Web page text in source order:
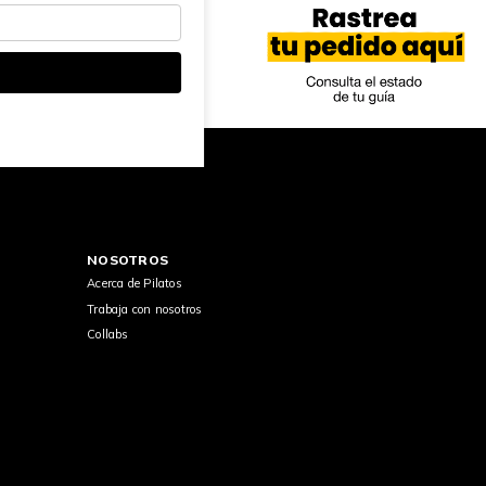
NOSOTROS
Acerca de Pilatos
Trabaja con nosotros
Collabs